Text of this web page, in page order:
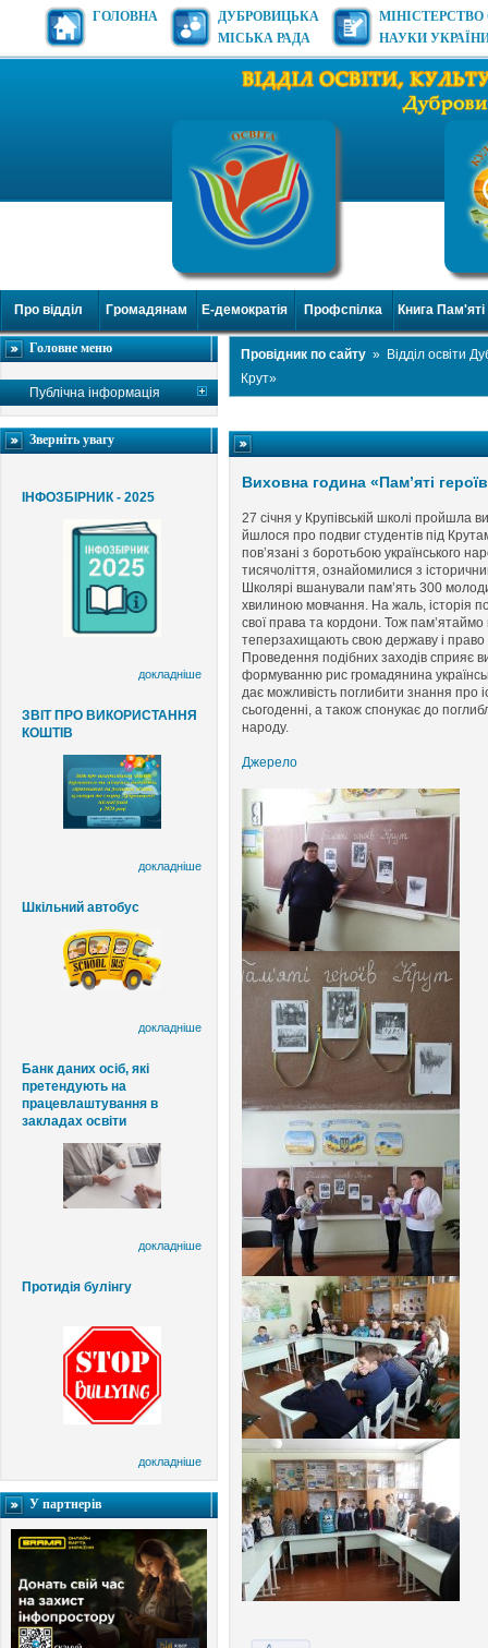
ГОЛОВНА
ДУБРОВИЦЬКА
МІСЬКА РАДА
МІНІСТЕРСТВО
НАУКИ
Про відділ Громадянам Е-демократія Профспілка Книга Пам'яті
Головне меню
Публічна інформація
Зверніть увагу
ІНФОЗБІРНИК - 2025
докладніше
ЗВІТ ПРО ВИКОРИСТАННЯ
КОШТІВ
докладніше
Шкільний автобус
докладніше
Банк даних осіб, які
претендують на
працевлаштування в
закладах освіти
докладніше
Протидія булінгу
докладніше
У партнерів
Провідник по сайту » Відділ освіти
Крут»
Виховна година «Пам’яті
27 січня у Крупівській школі пройшла
йшлося про подвиг студентів під
пов’язані з боротьбою українського
тисячоліття, ознайомилися з
Школярі вшанували пам’ять 300
хвилиною мовчання. На жаль, історія
свої права та кордони. Тож
теперзахищають свою державу і право
Проведення подібних заходів сприяє
формуванню рис громадянина
дає можливість поглибити знання про
сьогоденні, а також спонукає до
народу.
Джерело